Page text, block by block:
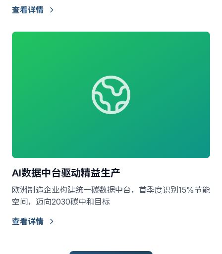
查看详情
AI数据中台驱动精益生产
欧洲制造企业构建统一碳数据中台，首季度识别15%节能
空间，迈向2030碳中和目标
查看详情